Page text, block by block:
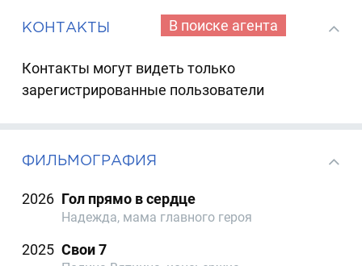
КОНТАКТЫ В поиске агента
Контакты могут видеть только
зарегистрированные пользователи
ФИЛЬМОГРАФИЯ
2026 Гол прямо в сердце
Надежда, мама главного героя
2025 Свои 7